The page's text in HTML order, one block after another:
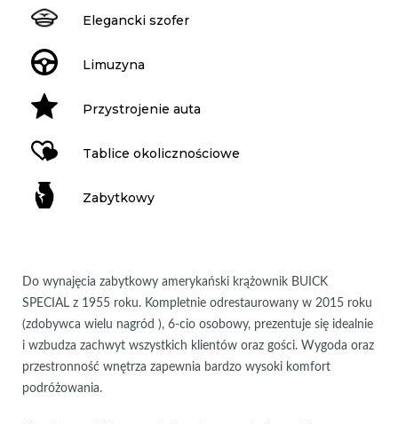
Elegancki szofer
Limuzyna
Przystrojenie auta
Tablice okolicznościowe
Zabytkowy
Do wynajęcia zabytkowy amerykański krążownik BUICK
SPECIAL z 1955 roku. Kompletnie odrestaurowany w 2015 roku
(zdobywca wielu nagród ), 6-cio osobowy, prezentuje się idealnie
i wzbudza zachwyt wszystkich klientów oraz gości. Wygoda oraz
przestronność wnętrza zapewnia bardzo wysoki komfort
podróżowania.